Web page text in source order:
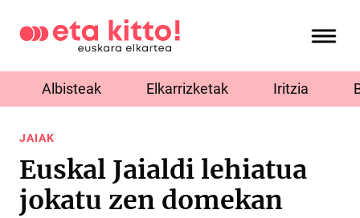
Albisteak Elkarrizketak Iritzia
JAIAK
Euskal Jaialdi lehiatua
jokatu zen domekan